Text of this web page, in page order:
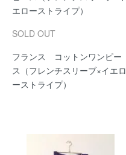
エローストライプ）
SOLD OUT
フランス コットンワンピー
ス（フレンチスリーブ×イエロ
ーストライプ）